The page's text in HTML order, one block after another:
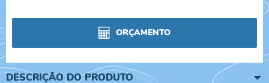
ORÇAMENTO
DESCRIÇÃO DO PRODUTO